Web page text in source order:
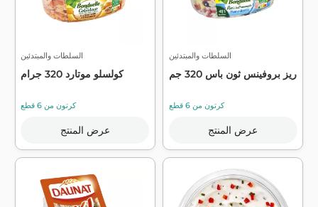
السلطات والمبتدئين
كولسلو موتارد 320 جرام
كرتون من 6 قطع
عرض المنتج
السلطات والمبتدئين
ريز بروفينس ثون باس 320 جم
كرتون من 6 قطع
عرض المنتج